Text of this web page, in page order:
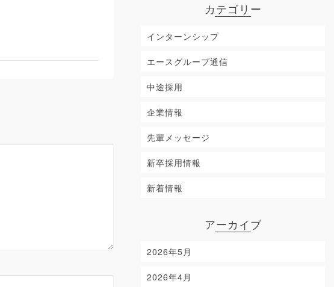
カテゴリー
インターンシップ
エースグループ通信
中途採用
企業情報
先輩メッセージ
新卒採用情報
新着情報
アーカイブ
2026年5月
2026年4月